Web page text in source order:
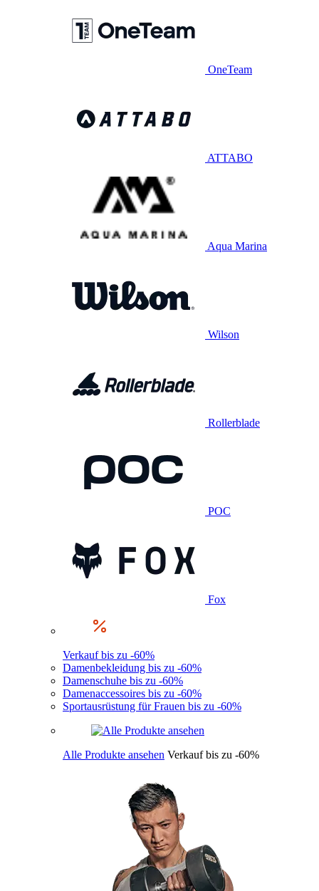
OneTeam
ATTABO
Aqua Marina
Wilson
Rollerblade
POC
Fox
Verkauf bis zu -60%
Damenbekleidung bis zu -60%
Damenschuhe bis zu -60%
Damenaccessoires bis zu -60%
Sportausrüstung für Frauen bis zu -60%
Alle Produkte ansehen Verkauf bis zu -60%